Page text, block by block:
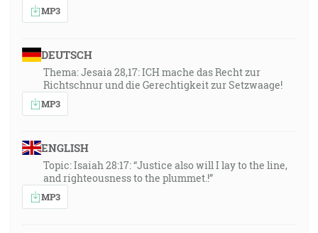
MP3
DEUTSCH
Thema: Jesaia 28,17: ICH mache das Recht zur
Richtschnur und die Gerechtigkeit zur Setzwaage!
MP3
ENGLISH
Topic: Isaiah 28:17: “Justice also will I lay to the line,
and righteousness to the plummet.!”
MP3